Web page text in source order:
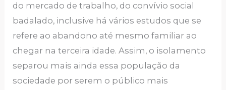
do mercado de trabalho, do convívio social
badalado, inclusive há vários estudos que se
refere ao abandono até mesmo familiar ao
chegar na terceira idade. Assim, o isolamento
separou mais ainda essa população da
sociedade por serem o público mais